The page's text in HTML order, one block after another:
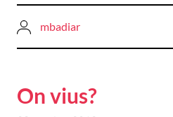
mbadiar
On vius?